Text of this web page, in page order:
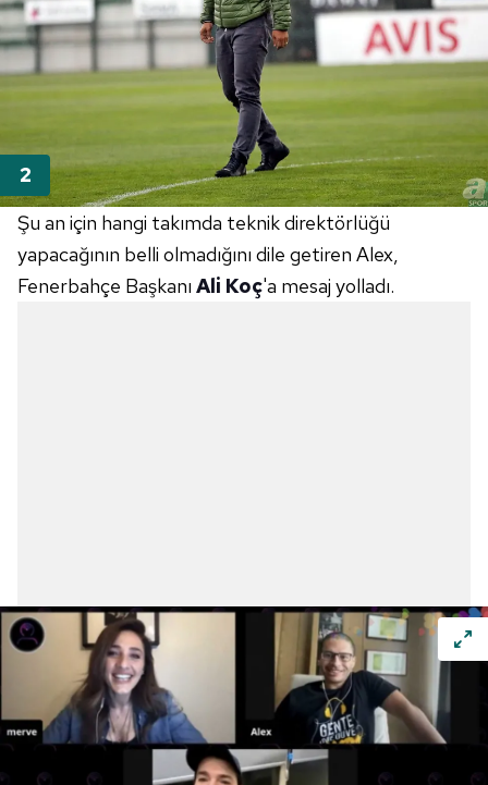
Şu an için hangi takımda teknik direktörlüğü
yapacağının belli olmadığını dile getiren Alex,
Fenerbahçe Başkanı Ali Koç'a mesaj yolladı.